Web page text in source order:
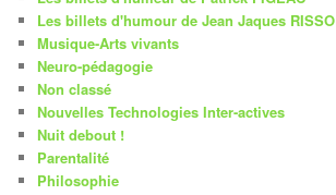
Les billets d'humour de Jean Jaques RISSO
Musique-Arts vivants
Neuro-pédagogie
Non classé
Nouvelles Technologies Inter-actives
Nuit debout !
Parentalité
Philosophie